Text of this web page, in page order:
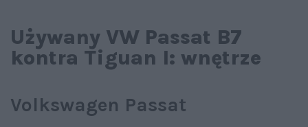
Używany VW Passat B7
kontra Tiguan I: wnętrze
Volkswagen Passat